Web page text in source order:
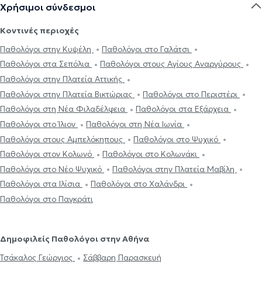
Χρήσιμοι σύνδεσμοι
Κοντινές περιοχές
Παθολόγοι στην Κυψέλη
Παθολόγοι στο Γαλάτσι
Παθολόγοι στα Σεπόλια
Παθολόγοι στους Αγίους Αναργύρους
Παθολόγοι στην Πλατεία Αττικής
Παθολόγοι στην Πλατεία Βικτώριας
Παθολόγοι στο Περιστέρι
Παθολόγοι στη Νέα Φιλαδέλφεια
Παθολόγοι στα Εξάρχεια
Παθολόγοι στο Ίλιον
Παθολόγοι στη Νέα Ιωνία
Παθολόγοι στους Αμπελόκηπους
Παθολόγοι στο Ψυχικό
Παθολόγοι στον Κολωνό
Παθολόγοι στο Κολωνάκι
Παθολόγοι στο Νέο Ψυχικό
Παθολόγοι στην Πλατεία Μαβίλη
Παθολόγοι στα Ιλίσια
Παθολόγοι στο Χαλάνδρι
Παθολόγοι στο Παγκράτι
Δημοφιλείς Παθολόγοι στην Αθήνα
Τσάκαλος Γεώργιος
Σάββαρη Παρασκευή